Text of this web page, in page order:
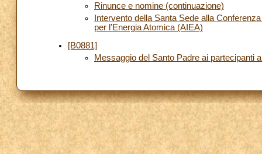
Rinunce e nomine (continuazione)
Intervento della Santa Sede alla
per l’Energia Atomica (AIEA)
[B0881]
Messaggio del Santo Padre ai partecipanti